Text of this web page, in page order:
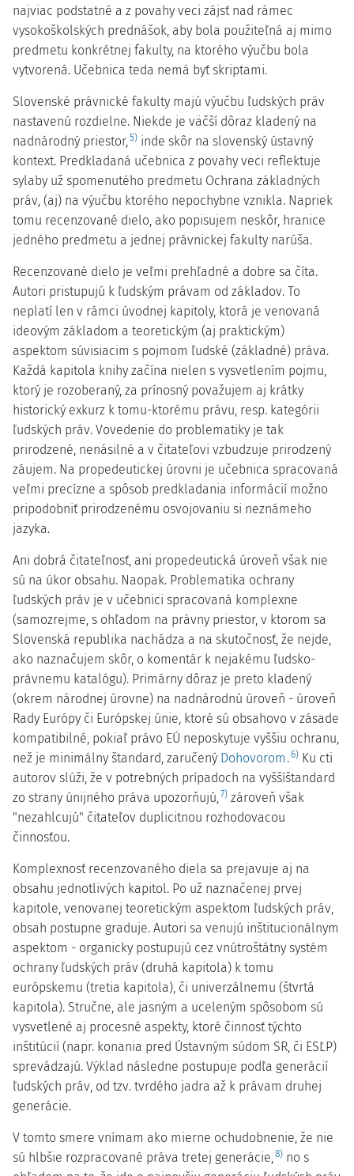
najviac podstatné a z povahy veci zájsť nad rámec
vysokoškolských prednášok, aby bola použiteľná aj mimo
predmetu konkrétnej fakulty, na ktorého výučbu bola
vytvorená. Učebnica teda nemá byť skriptami.
Slovenské právnické fakulty majú výučbu ľudských práv
nastavenú rozdielne. Niekde je väčší dôraz kladený na
nadnárodný priestor,5) inde skôr na slovenský ústavný
kontext. Predkladaná učebnica z povahy veci reflektuje
sylaby už spomenutého predmetu Ochrana základných
práv, (aj) na výučbu ktorého nepochybne vznikla. Napriek
tomu recenzované dielo, ako popisujem neskôr, hranice
jedného predmetu a jednej právnickej fakulty narúša.
Recenzované dielo je veľmi prehľadné a dobre sa číta.
Autori pristupujú k ľudským právam od základov. To
neplatí len v rámci úvodnej kapitoly, ktorá je venovaná
ideovým základom a teoretickým (aj praktickým)
aspektom súvisiacim s pojmom ľudské (základné) práva.
Každá kapitola knihy začína nielen s vysvetlením pojmu,
ktorý je rozoberaný, za prínosný považujem aj krátky
historický exkurz k tomu-ktorému právu, resp. kategórii
ľudských práv. Vovedenie do problematiky je tak
prirodzené, nenásilné a v čitateľovi vzbudzuje prirodzený
záujem. Na propedeutickej úrovni je učebnica spracovaná
veľmi precízne a spôsob predkladania informácií možno
pripodobniť prirodzenému osvojovaniu si neznámeho
jazyka.
Ani dobrá čitateľnosť, ani propedeutická úroveň však nie
sú na úkor obsahu. Naopak. Problematika ochrany
ľudských práv je v učebnici spracovaná komplexne
(samozrejme, s ohľadom na právny priestor, v ktorom sa
Slovenská republika nachádza a na skutočnosť, že nejde,
ako naznačujem skôr, o komentár k nejakému ľudsko-
právnemu katalógu). Primárny dôraz je preto kladený
(okrem národnej úrovne) na nadnárodnú úroveň - úroveň
Rady Európy či Európskej únie, ktoré sú obsahovo v zásade
kompatibilné, pokiaľ právo EÚ neposkytuje vyššiu ochranu,
než je minimálny štandard, zaručený Dohovorom .6) Ku cti
autorov slúži, že v potrebných prípadoch na vyššíštandard
zo strany únijného práva upozorňujú,7) zároveň však
"nezahlcujú" čitateľov duplicitnou rozhodovacou
činnosťou.
Komplexnosť recenzovaného diela sa prejavuje aj na
obsahu jednotlivých kapitol. Po už naznačenej prvej
kapitole, venovanej teoretickým aspektom ľudských práv,
obsah postupne graduje. Autori sa venujú inštitucionálnym
aspektom - organicky postupujú cez vnútroštátny systém
ochrany ľudských práv (druhá kapitola) k tomu
európskemu (tretia kapitola), či univerzálnemu (štvrtá
kapitola). Stručne, ale jasným a uceleným spôsobom sú
vysvetlené aj procesné aspekty, ktoré činnosť týchto
inštitúcií (napr. konania pred Ústavným súdom SR, či ESĽP)
sprevádzajú. Výklad následne postupuje podľa generácií
ľudských práv, od tzv. tvrdého jadra až k právam druhej
generácie.
V tomto smere vnímam ako mierne ochudobnenie, že nie
sú hlbšie rozpracované práva tretej generácie,8) no s